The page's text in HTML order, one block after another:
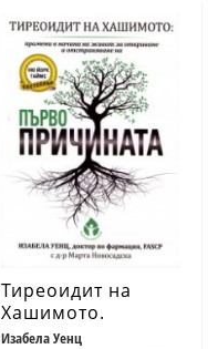
Тиреоидит на
Хашимото.
Първопричината
Изабела Уенц